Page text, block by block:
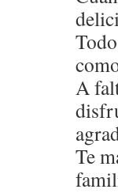
A
Te